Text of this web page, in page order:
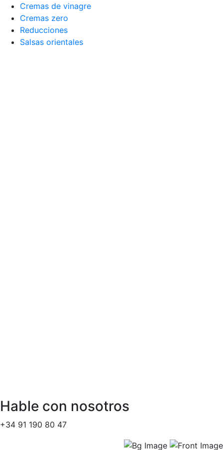
Cremas de vinagre
Cremas zero
Reducciones
Salsas orientales
Hable con nosotros
+34 91 190 80 47